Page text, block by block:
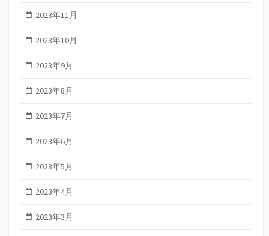
2023年11月
2023年10月
2023年9月
2023年8月
2023年7月
2023年6月
2023年5月
2023年4月
2023年3月